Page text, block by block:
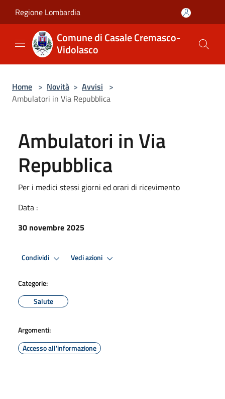
Regione Lombardia
Comune di Casale Cremasco-
Vidolasco
Home > Novità > Avvisi >
Ambulatori in Via Repubblica
Ambulatori in Via
Repubblica
Per i medici stessi giorni ed orari di ricevimento
Data :
30 novembre 2025
Condividi Vedi azioni
Categorie:
Salute
Argomenti:
Accesso all'informazione